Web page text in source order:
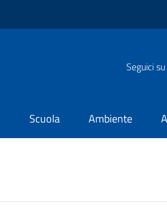
Seguici su
Scuola Ambiente